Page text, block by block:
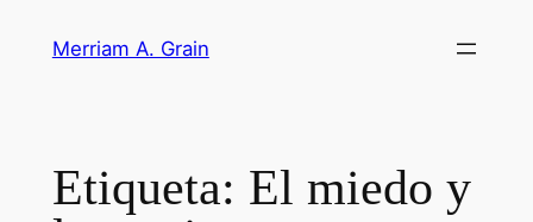
Merriam A. Grain
Etiqueta: El miedo y